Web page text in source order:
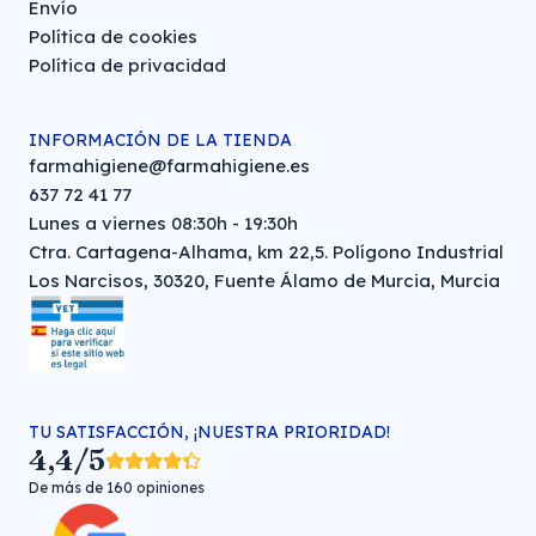
Envío
Política de cookies
Política de privacidad
INFORMACIÓN DE LA TIENDA
farmahigiene@farmahigiene.es
637 72 41 77
Lunes a viernes 08:30h - 19:30h
Ctra. Cartagena-Alhama, km 22,5. Polígono Industrial
Los Narcisos, 30320, Fuente Álamo de Murcia, Murcia
TU SATISFACCIÓN, ¡NUESTRA PRIORIDAD!
4,4/5
De más de 160 opiniones